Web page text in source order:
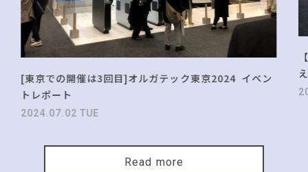
[東京での開催は3回目]オルガテック東京2024 イベン
トレポート
2024.07.02 TUE
Read more